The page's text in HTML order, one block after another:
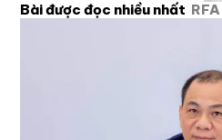
Bài được đọc nhiều nhất RFA